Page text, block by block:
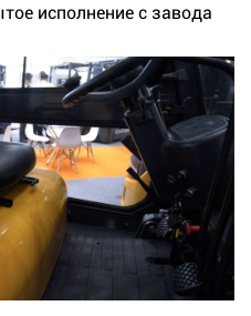
исполнение с завода